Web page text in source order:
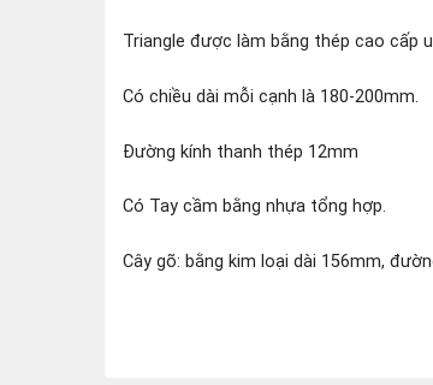
Triangle được làm bằng thép cao cấp
Có chiều dài mỗi cạnh là 180-200mm.
Đường kính thanh thép 12mm
Có Tay cầm bằng nhựa tổng hợp.
Cây gõ: bằng kim loại dài 156mm,